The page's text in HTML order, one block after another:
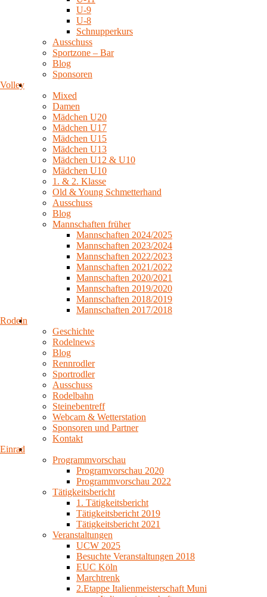
U-9
U-8
Schnupperkurs
Ausschuss
Sportzone – Bar
Blog
Sponsoren
Volley
Mixed
Damen
Mädchen U20
Mädchen U17
Mädchen U15
Mädchen U13
Mädchen U12 & U10
Mädchen U10
1. & 2. Klasse
Old & Young Schmetterhand
Ausschuss
Blog
Mannschaften früher
Mannschaften 2024/2025
Mannschaften 2023/2024
Mannschaften 2022/2023
Mannschaften 2021/2022
Mannschaften 2020/2021
Mannschaften 2019/2020
Mannschaften 2018/2019
Mannschaften 2017/2018
Rodeln
Geschichte
Rodelnews
Blog
Rennrodler
Sportrodler
Ausschuss
Rodelbahn
Steinebentreff
Webcam & Wetterstation
Sponsoren und Partner
Kontakt
Einrad
Programmvorschau
Programvorschau 2020
Programmvorschau 2022
Tätigkeitsbericht
1. Tätigkeitsbericht
Tätigkeitsbericht 2019
Tätigkeitsbericht 2021
Veranstaltungen
UCW 2025
Besuchte Veranstaltungen 2018
EUC Köln
Marchtrenk
2.Etappe Italienmeisterschaft Muni